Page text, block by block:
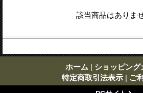
該当商品はありま
ホーム | ショッピング
特定商取引法表示 | ご